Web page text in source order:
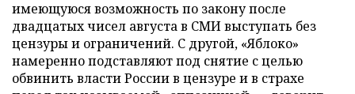
имеющуюся возможность по закону после
двадцатых чисел августа в СМИ выступать без
цензуры и ограничений. С другой, «Яблоко»
намеренно подставляют под снятие с целью
обвинить власти России в цензуре и в страхе